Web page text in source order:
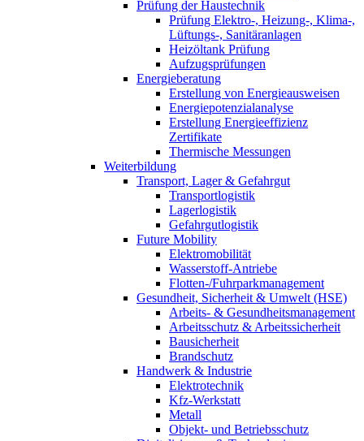
Prüfung der Haustechnik
Prüfung Elektro-, Heizung-, Klima-,
Lüftungs-, Sanitäranlagen
Heizöltank Prüfung
Aufzugsprüfungen
Energieberatung
Erstellung von Energieausweisen
Energiepotenzialanalyse
Erstellung Energieeffizienz
Zertifikate
Thermische Messungen
Weiterbildung
Transport, Lager & Gefahrgut
Transportlogistik
Lagerlogistik
Gefahrgutlogistik
Future Mobility
Elektromobilität
Wasserstoff-Antriebe
Flotten-/Fuhrparkmanagement
Gesundheit, Sicherheit & Umwelt (HSE)
Arbeits- & Gesundheitsmanagement
Arbeitsschutz & Arbeitssicherheit
Bausicherheit
Brandschutz
Handwerk & Industrie
Elektrotechnik
Kfz-Werkstatt
Metall
Objekt- und Betriebsschutz